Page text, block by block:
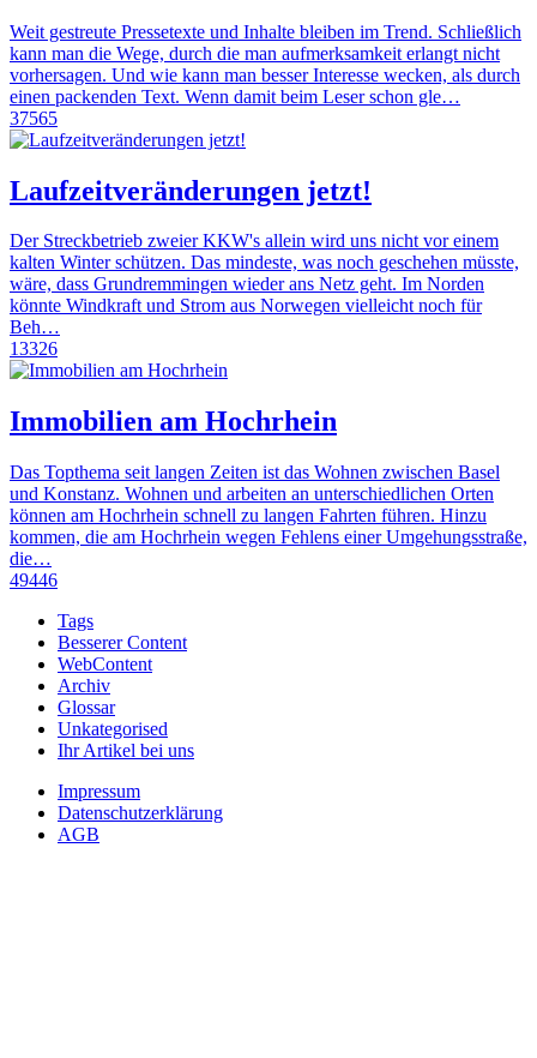
Weit gestreute Pressetexte und Inhalte bleiben im Trend. Schließlich
kann man die Wege, durch die man aufmerksamkeit erlangt nicht
vorhersagen. Und wie kann man besser Interesse wecken, als durch
einen packenden Text. Wenn damit beim Leser schon gle…
37565
Laufzeitveränderungen jetzt!
Der Streckbetrieb zweier KKW's allein wird uns nicht vor einem
kalten Winter schützen. Das mindeste, was noch geschehen müsste,
wäre, dass Grundremmingen wieder ans Netz geht. Im Norden
könnte Windkraft und Strom aus Norwegen vielleicht noch für
Beh…
13326
Immobilien am Hochrhein
Das Topthema seit langen Zeiten ist das Wohnen zwischen Basel
und Konstanz. Wohnen und arbeiten an unterschiedlichen Orten
können am Hochrhein schnell zu langen Fahrten führen. Hinzu
kommen, die am Hochrhein wegen Fehlens einer Umgehungsstraße,
die…
49446
Tags
Besserer Content
WebContent
Archiv
Glossar
Unkategorised
Ihr Artikel bei uns
Impressum
Datenschutzerklärung
AGB